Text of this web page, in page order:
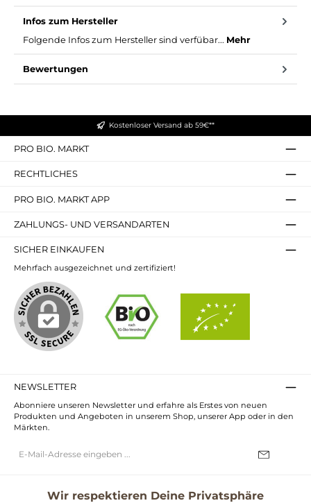
Infos zum Hersteller
Folgende Infos zum Hersteller sind verfübar... Mehr
Bewertungen
Kostenloser Versand ab 59€**
PRO BIO. MARKT
RECHTLICHES
PRO BIO. MARKT APP
ZAHLUNGS- UND VERSANDARTEN
SICHER EINKAUFEN
Mehrfach ausgezeichnet und zertifiziert!
NEWSLETTER
Abonniere unseren Newsletter und erfahre als Erstes von neuen
Produkten und Angeboten in unserem Shop, unserer App oder in den
Märkten.
Mail-
Wir respektieren Deine Privatsphäre